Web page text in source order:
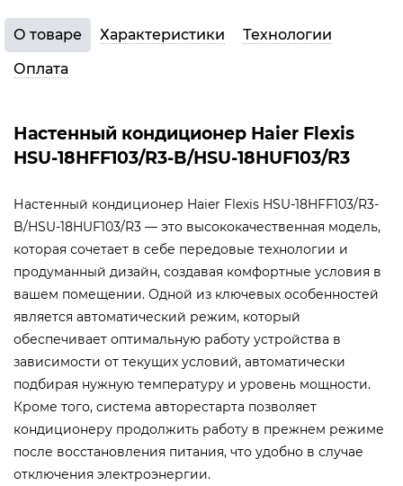
О товаре Характеристики
Технологии
Оплата
Настенный кондиционер Haier Flexis
HSU-18HFF103/R3-B/HSU-18HUF103/R3
Настенный кондиционер Haier Flexis HSU-18HFF103/R3-
B/HSU-18HUF103/R3 — это высококачественная модель,
которая сочетает в себе передовые технологии и
продуманный дизайн, создавая комфортные условия в
вашем помещении. Одной из ключевых особенностей
является автоматический режим, который
обеспечивает оптимальную работу устройства в
зависимости от текущих условий, автоматически
подбирая нужную температуру и уровень мощности.
Кроме того, система авторестарта позволяет
кондиционеру продолжить работу в прежнем режиме
после восстановления питания, что удобно в случае
отключения электроэнергии.